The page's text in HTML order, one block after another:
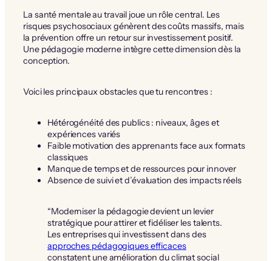
La santé mentale au travail joue un rôle central. Les
risques psychosociaux génèrent des coûts massifs, mais
la prévention offre un retour sur investissement positif.
Une pédagogie moderne intègre cette dimension dès la
conception.
Voici les principaux obstacles que tu rencontres :
Hétérogénéité des publics : niveaux, âges et
expériences variés
Faible motivation des apprenants face aux formats
classiques
Manque de temps et de ressources pour innover
Absence de suivi et d’évaluation des impacts réels
“Moderniser la pédagogie devient un levier
stratégique pour attirer et fidéliser les talents.
Les entreprises qui investissent dans des
approches pédagogiques efficaces
constatent une amélioration du climat social